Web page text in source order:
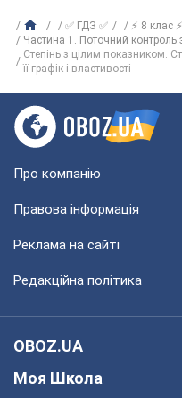
✅ ГДЗ ✅ ⚡ 8 клас ⚡
Частина 1. Поточний контроль
Степінь з цілим показником.
її графік і властивості
Про компанію
Правова інформація
Реклама на сайті
Редакційна політика
OBOZ.UA
Моя Школа